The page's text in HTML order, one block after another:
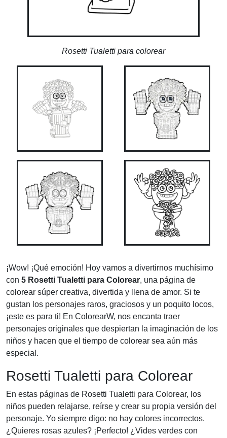
Rosetti Tualetti para colorear
¡Wow! ¡Qué emoción! Hoy vamos a divertirnos muchísimo
con 5 Rosetti Tualetti para Colorear, una página de
colorear súper creativa, divertida y llena de amor. Si te
gustan los personajes raros, graciosos y un poquito locos,
¡este es para ti! En ColorearW, nos encanta traer
personajes originales que despiertan la imaginación de los
niños y hacen que el tiempo de colorear sea aún más
especial.
Rosetti Tualetti para Colorear
En estas páginas de Rosetti Tualetti para Colorear, los
niños pueden relajarse, reírse y crear su propia versión del
personaje. Yo siempre digo: no hay colores incorrectos.
¿Quieres rosas azules? ¡Perfecto! ¿Vides verdes con